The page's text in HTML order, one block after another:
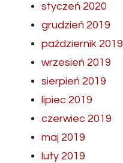
styczeń 2020
grudzień 2019
październik 2019
wrzesień 2019
sierpień 2019
lipiec 2019
czerwiec 2019
maj 2019
luty 2019